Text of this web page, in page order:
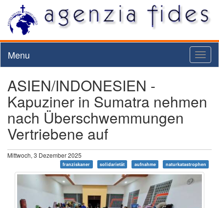
Menu
ASIEN/INDONESIEN -
Kapuziner in Sumatra nehmen
nach Überschwemmungen
Vertriebene auf
Mittwoch, 3 Dezember 2025
franziskaner solidarietät aufnahme naturkatastrophen